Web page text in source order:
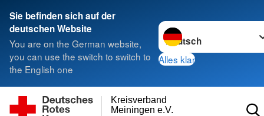
Sie befinden sich auf der
deutschen Website
You are on the German website,
you can use the switch to switch to
the English one
Sprache wechseln zu
Alles klar
Meiningen e.V.
Kreisverband